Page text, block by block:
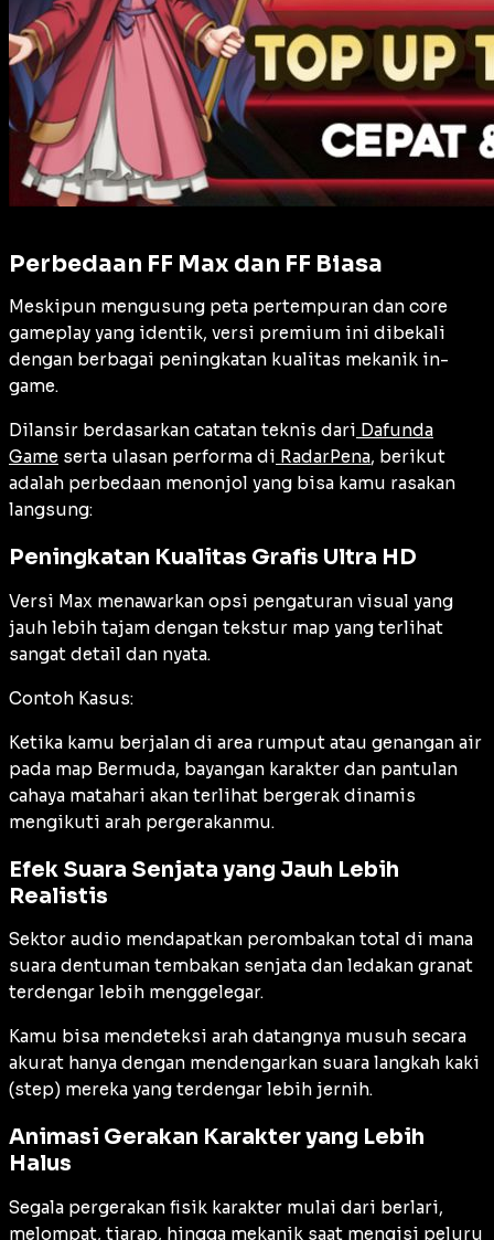
Perbedaan FF Max dan FF Biasa
Meskipun mengusung peta pertempuran dan core
gameplay yang identik, versi premium ini dibekali
dengan berbagai peningkatan kualitas mekanik in-
game.
Dilansir berdasarkan catatan teknis dari Dafunda
Game serta ulasan performa di RadarPena, berikut
adalah perbedaan menonjol yang bisa kamu rasakan
langsung:
Peningkatan Kualitas Grafis Ultra HD
Versi Max menawarkan opsi pengaturan visual yang
jauh lebih tajam dengan tekstur map yang terlihat
sangat detail dan nyata.
Contoh Kasus:
Ketika kamu berjalan di area rumput atau genangan air
pada map Bermuda, bayangan karakter dan pantulan
cahaya matahari akan terlihat bergerak dinamis
mengikuti arah pergerakanmu.
Efek Suara Senjata yang Jauh Lebih
Realistis
Sektor audio mendapatkan perombakan total di mana
suara dentuman tembakan senjata dan ledakan granat
terdengar lebih menggelegar.
Kamu bisa mendeteksi arah datangnya musuh secara
akurat hanya dengan mendengarkan suara langkah kaki
(step) mereka yang terdengar lebih jernih.
Animasi Gerakan Karakter yang Lebih
Halus
Segala pergerakan fisik karakter mulai dari berlari,
melompat, tiarap, hingga mekanik saat mengisi peluru